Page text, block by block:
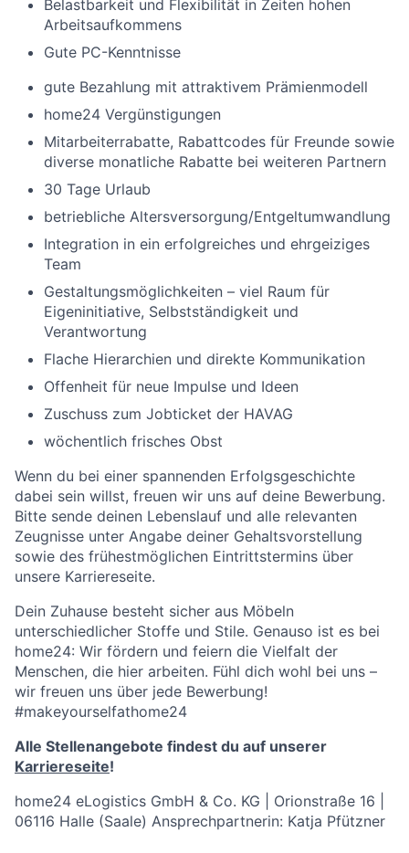
Belastbarkeit und Flexibilität in Zeiten hohen
Arbeitsaufkommens
Gute PC-Kenntnisse
gute Bezahlung mit attraktivem Prämienmodell
home24 Vergünstigungen
Mitarbeiterrabatte, Rabattcodes für Freunde sowie
diverse monatliche Rabatte bei weiteren Partnern
30 Tage Urlaub
betriebliche Altersversorgung/Entgeltumwandlung
Integration in ein erfolgreiches und ehrgeiziges
Team
Gestaltungsmöglichkeiten – viel Raum für
Eigeninitiative, Selbstständigkeit und
Verantwortung
Flache Hierarchien und direkte Kommunikation
Offenheit für neue Impulse und Ideen
Zuschuss zum Jobticket der HAVAG
wöchentlich frisches Obst
Wenn du bei einer spannenden Erfolgsgeschichte
dabei sein willst, freuen wir uns auf deine Bewerbung.
Bitte sende deinen Lebenslauf und alle relevanten
Zeugnisse unter Angabe deiner Gehaltsvorstellung
sowie des frühestmöglichen Eintrittstermins über
unsere Karriereseite.
Dein Zuhause besteht sicher aus Möbeln
unterschiedlicher Stoffe und Stile. Genauso ist es bei
home24: Wir fördern und feiern die Vielfalt der
Menschen, die hier arbeiten. Fühl dich wohl bei uns –
wir freuen uns über jede Bewerbung!
#makeyourselfathome24
Alle Stellenangebote findest du auf unserer
Karriereseite!
home24 eLogistics GmbH & Co. KG | Orionstraße 16 |
06116 Halle (Saale) Ansprechpartnerin: Katja Pfützner